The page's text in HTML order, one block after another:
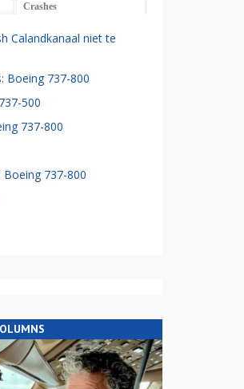
Crashes
Calandkanaal niet te
Boeing 737-800
500
737-800
737-800